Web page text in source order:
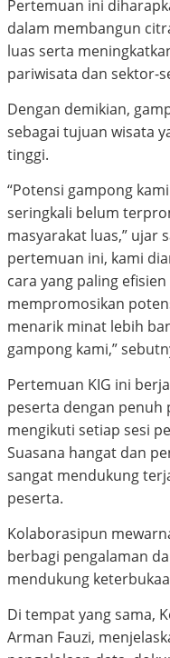
Pertemuan ini
dalam membangun
luas serta
pariwisata dan sektor-
Dengan demikian,
sebagai tujuan wisata
tinggi.
“Potensi gampong
seringkali belum
masyarakat luas,” ujar
pertemuan ini, kami
cara yang paling
mempromosikan
menarik minat lebih
gampong kami,”
Pertemuan KIG ini
peserta dengan penuh
mengikuti setiap sesi
Suasana hangat dan
sangat mendukung
peserta.
Kolaborasipun
berbagi pengalaman
mendukung
Di tempat yang sama,
Arman Fauzi,